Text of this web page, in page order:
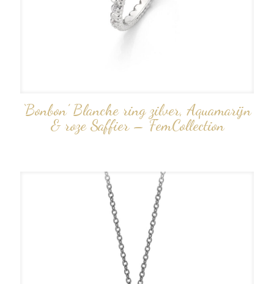
‘Bonbon’ Blanche ring zilver, Aquamarijn
& roze Saffier – FemCollection